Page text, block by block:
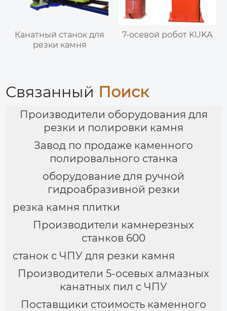
Канатный станок для
резки камня
7-осевой робот KUKA
Связанный Поиск
Производители оборудования для
резки и полировки камня
Завод по продаже каменного
полировального станка
оборудование для ручной
гидроабразивной резки
резка камня плитки
Производители камнерезных
станков 600
станок с ЧПУ для резки камня
Производители 5-осевых алмазных
канатных пил с ЧПУ
Поставщики стоимость каменного